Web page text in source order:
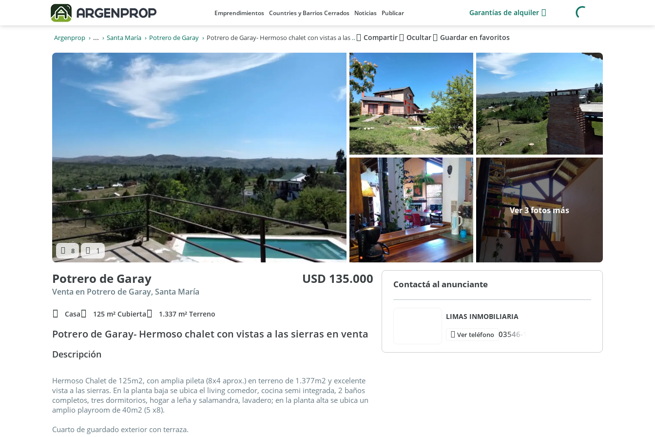
Emprendimientos Countries y Barrios Cerrados Noticias Publicar Garantías de alquiler
Argenprop ... Santa María Potrero de Garay Potrero de Garay- Hermoso chalet con vistas a las sierras en venta Compartir Ocultar Guardar en favoritos
Ver 3 fotos más
8 1
Potrero de Garay USD 135.000
Venta en Potrero de Garay, Santa María
Casa 125 m² Cubierta 1.337 m² Terreno
Potrero de Garay- Hermoso chalet con vistas a las sierras en venta
Descripción
Hermoso Chalet de 125m2, con amplia pileta (8x4 aprox.) en terreno de 1.377m2 y excelente
vista a las sierras. En la planta baja se ubica el living comedor, cocina semi integrada, 2 baños
completos, tres dormitorios, hogar a leña y salamandra, lavadero; en la planta alta se ubica un
amplio playroom de 40m2 (5 x8).
Cuarto de guardado exterior con terraza.
Contactá al anunciante
LIMAS INMOBILIARIA
Ver teléfono 03546-1